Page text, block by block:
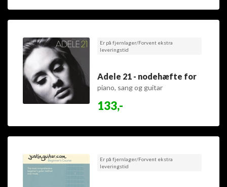
Er på fjernlager/Forvent ekstra
leveringstid
Adele 21 - nodehæfte for
piano, sang og guitar
133,-
Er på fjernlager/Forvent ekstra
leveringstid